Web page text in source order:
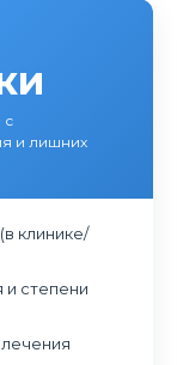
с
и лишних
клинике/
и степени